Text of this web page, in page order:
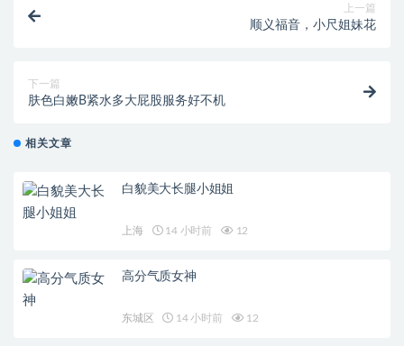
上一篇
顺义福音，小尺姐妹花
下一篇
肤色白嫩B紧水多大屁股服务好不机
相关文章
白貌美大长腿小姐姐
上海 14 小时前 12
高分气质女神
东城区 14 小时前 12